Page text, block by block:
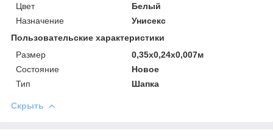
Цвет
Белый
Назначение
Унисекс
Пользовательские характеристики
Размер
0,35х0,24х0,007м
Состояние
Новое
Тип
Шапка
Скрыть